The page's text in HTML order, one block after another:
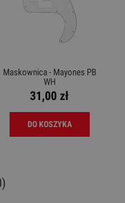
Maskownica - Mayones PB
WH
31,00 zł
DO KOSZYKA